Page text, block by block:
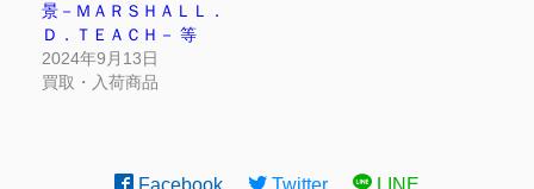
景－ＭＡＲＳＨＡＬＬ．
Ｄ．ＴＥＡＣＨ－ 等
2024年9月13日
買取・入荷商品